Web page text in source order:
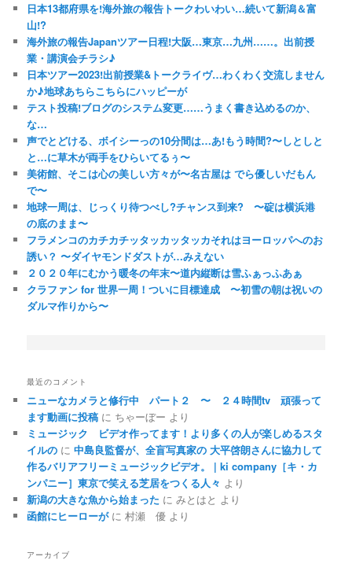
日本13都府県を!海外旅の報告トークわいわい…続いて新潟＆富
山!?
海外旅の報告Japanツアー日程!大阪…東京…九州……。出前授
業・講演会チラシ♪
日本ツアー2023!出前授業&トークライヴ…わくわく交流しません
か♪地球あちらこちらにハッピーが
テスト投稿!ブログのシステム変更……うまく書き込めるのか、
な…
声でとどける、ボイシーっの10分間は…あ!もう時間?〜しとしと
と…に草木が両手をひらいてるぅ〜
美術館、そこは心の美しい方々が〜名古屋は でら優しいだもん
で〜
地球一周は、じっくり待つべし?チャンス到来? 〜碇は横浜港
の底のまま〜
フラメンコのカチカチッタッカッタッカそれはヨーロッパへのお
誘い？ 〜ダイヤモンドダストが…みえない
２０２０年にむかう暖冬の年末〜道内縦断は雪ふぁっふあぁ
クラファン for 世界一周！ついに目標達成 〜初雪の朝は祝いの
ダルマ作りから〜
最近のコメント
ニューなカメラと修行中 パート２ 〜 ２４時間tv 頑張って
ます動画に投稿 に ちゃーぼー より
ミュージック ビデオ作ってます！より多くの人が楽しめるスタ
イルの に中島良監督が、全盲写真家の 大平啓朗さんに協力して
作るバリアフリーミュージックビデオ。 | ki company［キ・カ
ンパニー］東京で笑える芝居をつくる人々 より
新潟の大きな魚から始まった にみとはと より
函館にヒーローがに村瀬 優 より
アーカイブ